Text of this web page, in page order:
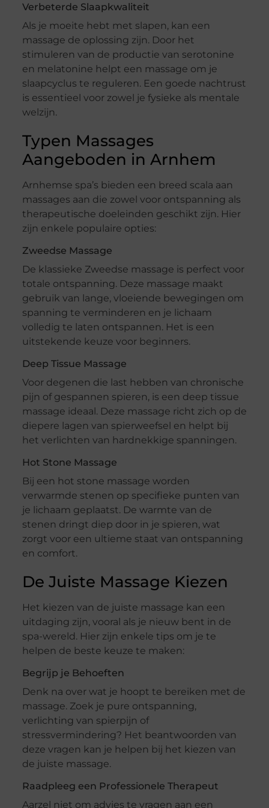
Verbeterde Slaapkwaliteit
Als je moeite hebt met slapen, kan een
massage de oplossing zijn. Door het
stimuleren van de productie van serotonine
en melatonine helpt een massage om je
slaapcyclus te reguleren. Een goede nachtrust
is essentieel voor zowel je fysieke als mentale
welzijn.
Typen Massages
Aangeboden in Arnhem
Arnhemse spa’s bieden een breed scala aan
massages aan die zowel voor ontspanning als
therapeutische doeleinden geschikt zijn. Hier
zijn enkele populaire opties:
Zweedse Massage
De klassieke Zweedse massage is perfect voor
totale ontspanning. Deze massage maakt
gebruik van lange, vloeiende bewegingen om
spanning te verminderen en je lichaam
volledig te laten ontspannen. Het is een
uitstekende keuze voor beginners.
Deep Tissue Massage
Voor degenen die last hebben van chronische
pijn of gespannen spieren, is een deep tissue
massage ideaal. Deze massage richt zich op de
diepere lagen van spierweefsel en helpt bij
het verlichten van hardnekkige spanningen.
Hot Stone Massage
Bij een hot stone massage worden
verwarmde stenen op specifieke punten van
je lichaam geplaatst. De warmte van de
stenen dringt diep door in je spieren, wat
zorgt voor een ultieme staat van ontspanning
en comfort.
De Juiste Massage Kiezen
Het kiezen van de juiste massage kan een
uitdaging zijn, vooral als je nieuw bent in de
spa-wereld. Hier zijn enkele tips om je te
helpen de beste keuze te maken:
Begrijp je Behoeften
Denk na over wat je hoopt te bereiken met de
massage. Zoek je pure ontspanning,
verlichting van spierpijn of
stressvermindering? Het beantwoorden van
deze vragen kan je helpen bij het kiezen van
de juiste massage.
Raadpleeg een Professionele Therapeut
Aarzel niet om advies te vragen aan een